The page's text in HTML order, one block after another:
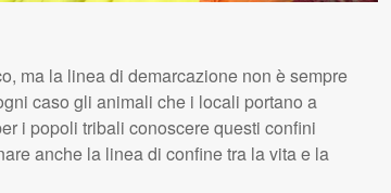
ma la linea di demarcazione non è sempre
caso gli animali che i locali portano a
i popoli tribali conoscere questi confini
anche la linea di confine tra la vita e la